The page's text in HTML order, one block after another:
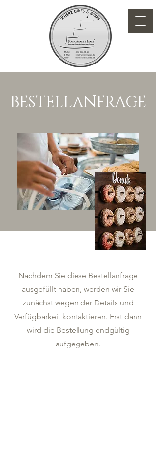
BESTELLANFRAGE
Nachdem Sie diese Bestellanfrage
ausgefüllt haben, werden wir Sie
zunächst wegen der Details und
Verfügbarkeit kontaktieren. Erst dann
wird die Bestellung endgültig
aufgegeben.